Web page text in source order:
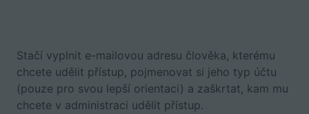
Stačí vyplnit e-mailovou adresu člověka, kterému
chcete udělit přístup, pojmenovat si jeho typ účtu
(pouze pro svou lepší orientaci) a zaškrtat, kam mu
chcete v administraci udělit přístup.